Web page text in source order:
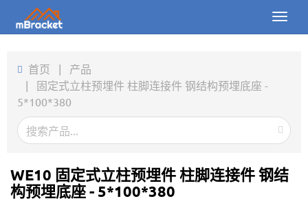
Toggle
产品
新闻
关于我们
首页 | 产品
| 固定式立柱预埋件 柱脚连接件 钢结构预埋底座 -
5*100*380
WE10 固定式立柱预埋件 柱脚连接件 钢结
构预埋底座 - 5*100*380